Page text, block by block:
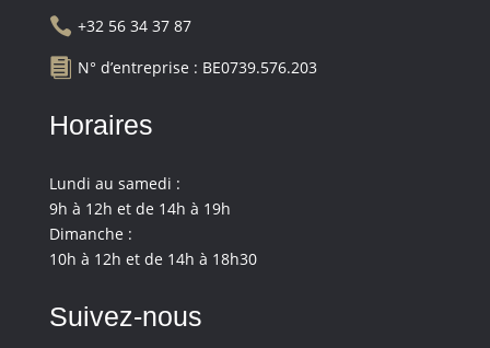
 +32 56 34 37 87
 N° d’entreprise : BE0739.576.203
Horaires
Lundi au samedi :
9h à 12h et de 14h à 19h
Dimanche :
10h à 12h et de 14h à 18h30
Suivez-nous